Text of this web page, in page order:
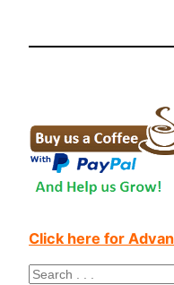
Click here for
S